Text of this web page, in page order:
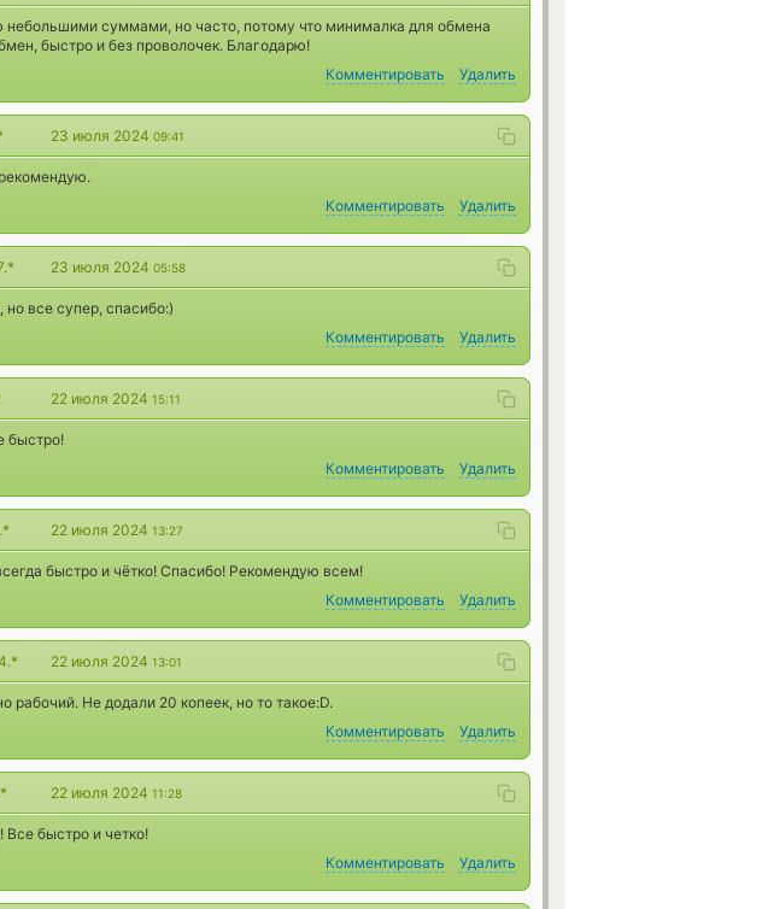
суммами, но часто, потому что минималка для обмена
быстро и без проволочек. Благодарю!
Комментировать Удалить
23 июля 2024 09:41
Комментировать Удалить
23 июля 2024 05:58
все супер, спасибо:)
Комментировать Удалить
22 июля 2024 15:11
быстро!
Комментировать Удалить
22 июля 2024 13:27
быстро и чётко! Спасибо! Рекомендую всем!
Комментировать Удалить
22 июля 2024 13:01
Не додали 20 копеек, но то такое:D.
Комментировать Удалить
22 июля 2024 11:28
быстро и четко!
Комментировать Удалить